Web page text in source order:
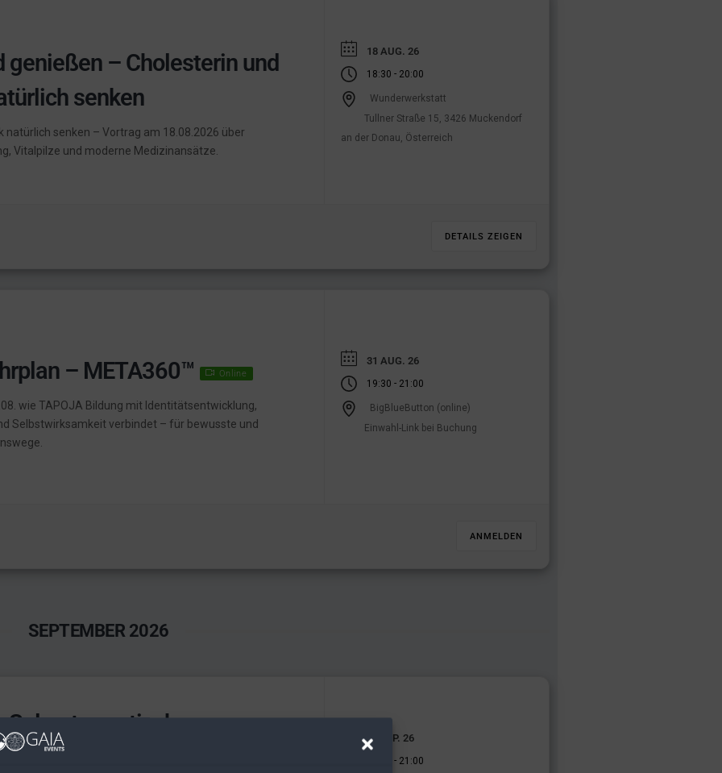
genießen – Cholesterin und
senken
natürlich senken – Vortrag am 18.08.2026 über
Vitalpilze und moderne Medizinansätze.
18 AUG. 26
18:30 - 20:00
Wunderwerkstatt
Tullner Straße 15, 3426 Muckendorf
an der Donau, Österreich
DETAILS ZEIGEN
– META360™ Online
wie TAPOJA Bildung mit Identitätsentwicklung,
Selbstwirksamkeit verbindet – für bewusste und
31 AUG. 26
19:30 - 21:00
BigBlueButton (online)
Einwahl-Link bei Buchung
ANMELDEN
SEPTEMBER 2026
Solarstammtisch
mit EMC
02 SEP. 26
- 21:00